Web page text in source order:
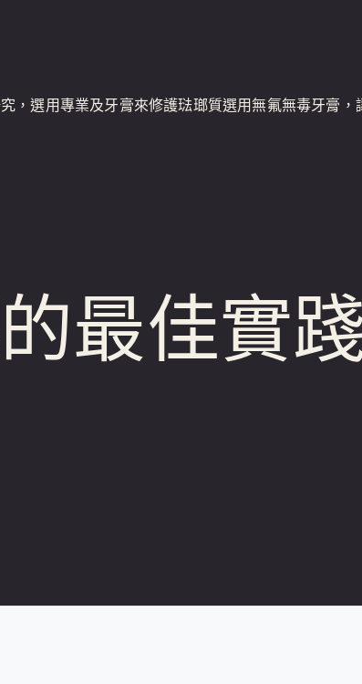
，選用專業及牙膏來修護琺瑯質選用無氟無毒牙膏，
最佳實